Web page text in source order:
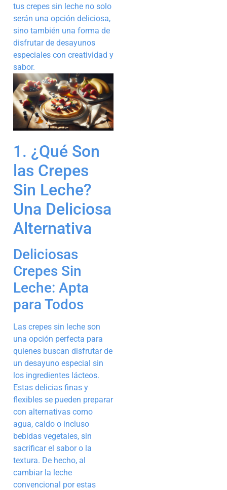
tus crepes sin leche no solo
serán una opción deliciosa,
sino también una forma de
disfrutar de desayunos
especiales con creatividad y
sabor.
1. ¿Qué Son
las Crepes
Sin Leche?
Una Deliciosa
Alternativa
Deliciosas
Crepes Sin
Leche: Apta
para Todos
Las crepes sin leche son
una opción perfecta para
quienes buscan disfrutar de
un desayuno especial sin
los ingredientes lácteos.
Estas delicias finas y
flexibles se pueden preparar
con alternativas como
agua, caldo o incluso
bebidas vegetales, sin
sacrificar el sabor o la
textura. De hecho, al
cambiar la leche
convencional por estas